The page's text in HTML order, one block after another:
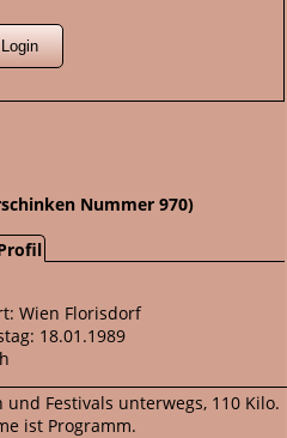
Nummer 970)
Wien Florisdorf
18.01.1989
Festivals unterwegs, 110 Kilo.
ist Programm.